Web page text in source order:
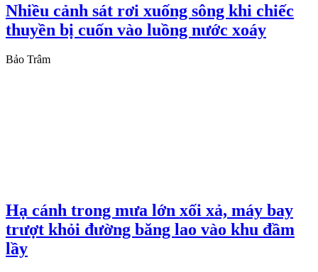
Nhiều cảnh sát rơi xuống sông khi chiếc
thuyền bị cuốn vào luồng nước xoáy
Bảo Trâm
Hạ cánh trong mưa lớn xối xả, máy bay
trượt khỏi đường băng lao vào khu đầm
lầy